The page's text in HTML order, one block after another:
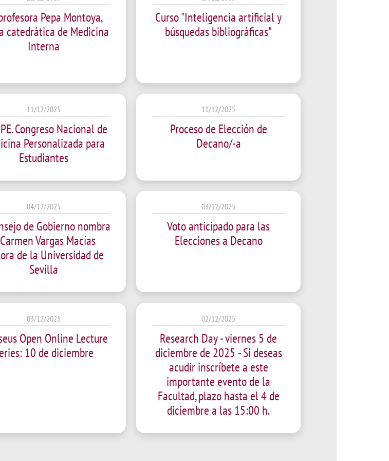
congratulations and
Promotion of Research Unit
Noticias destacadas
Pepa Montoya,
catedrática de Medicina
Interna
Curso "Inteligencia artificial y
búsquedas bibliográficas"
11/12/2025
Congreso Nacional de
Personalizada para
Estudiantes
11/12/2025
Proceso de Elección de
Decano/-a
04/12/2025
de Gobierno nombra
Vargas Macías
de la Universidad de
Sevilla
03/12/2025
Voto anticipado para las
Elecciones a Decano
03/12/2025
Open Online Lecture
10 de diciembre
02/12/2025
Research Day - viernes 5 de
diciembre de 2025 - Si deseas
acudir inscríbete a este
importante evento de la
Facultad, plazo hasta el 4 de
diciembre a las 15:00 h.